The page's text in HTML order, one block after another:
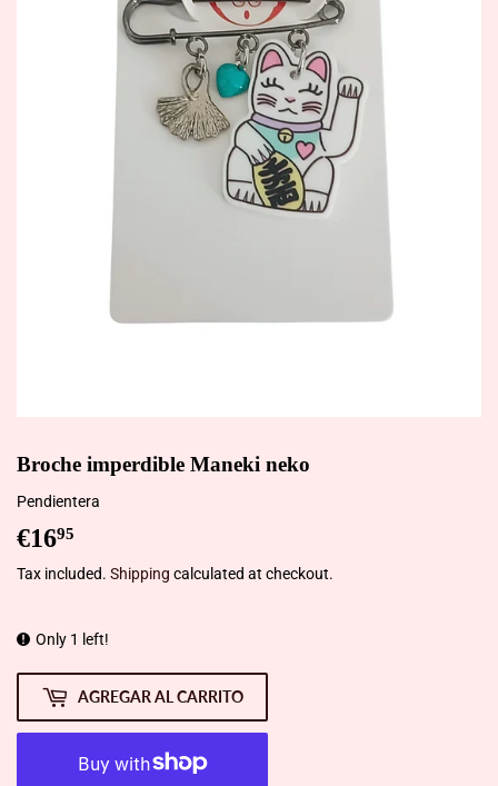
Broche imperdible Maneki neko
Pendientera
€1695
Tax included. Shipping calculated at checkout.
Only 1 left!
AGREGAR AL CARRITO